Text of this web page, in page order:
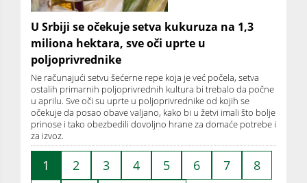
U Srbiji se očekuje setva kukuruza na 1,3
miliona hektara, sve oči uprte u
poljoprivrednike
Ne računajući setvu šećerne repe koja je već počela, setva
ostalih primarnih poljoprivrednih kultura bi trebalo da počne
u aprilu. Sve oči su uprte u poljoprivrednike od kojih se
očekuje da posao obave valjano, kako bi u žetvi imali što bolje
prinose i tako obezbedili dovoljno hrane za domaće potrebe i
za izvoz.
1 2 3 4 5 6 7
8